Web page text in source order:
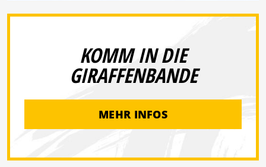
KOMM IN DIE
GIRAFFENBANDE
MEHR INFOS